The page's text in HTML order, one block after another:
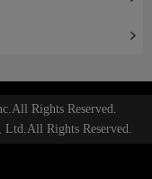
Rights Reserved.
Rights Reserved.